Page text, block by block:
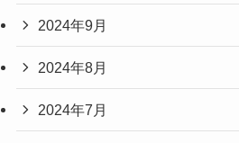
2024年9月
2024年8月
2024年7月